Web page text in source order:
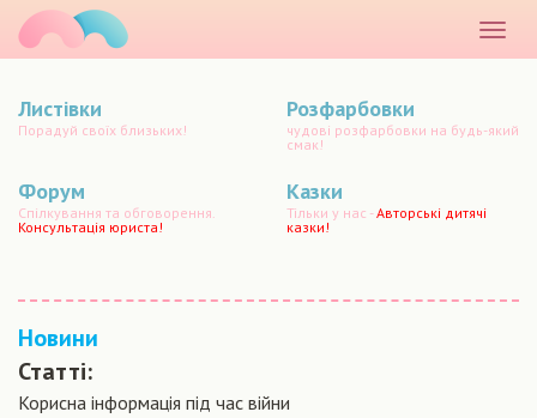
меню
Листівки
Порадуй своїх близьких!
Розфарбовки
чудові розфарбовки на будь-який
смак!
Форум
Спілкування та обговорення.
Консультація юриста!
Казки
Тільки у нас -Авторські дитячі
казки!
Новини
Статті:
Корисна інформація під час війни